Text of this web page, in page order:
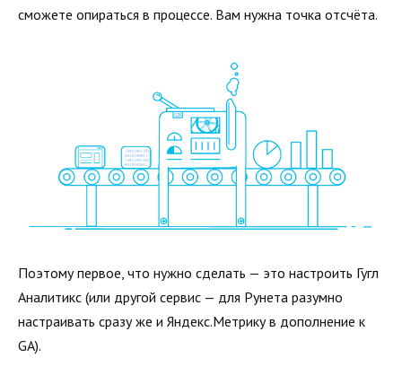
сможете опираться в процессе. Вам нужна точка отсчёта.
Поэтому первое, что нужно сделать — это настроить Гугл
Аналитикс (или другой сервис — для Рунета разумно
настраивать сразу же и Яндекс.Метрику в дополнение к
GA).